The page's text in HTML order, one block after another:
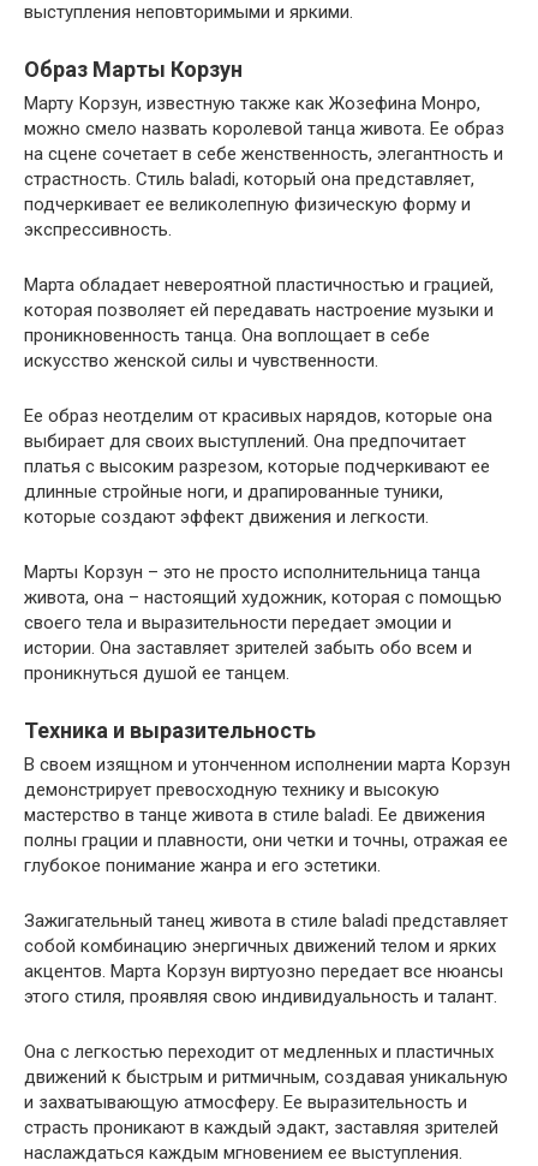
выступления неповторимыми и яркими.
Образ Марты Корзун
Марту Корзун, известную также как Жозефина Монро,
можно смело назвать королевой танца живота. Ее образ
на сцене сочетает в себе женственность, элегантность и
страстность. Стиль baladi, который она представляет,
подчеркивает ее великолепную физическую форму и
экспрессивность.
Марта обладает невероятной пластичностью и грацией,
которая позволяет ей передавать настроение музыки и
проникновенность танца. Она воплощает в себе
искусство женской силы и чувственности.
Ее образ неотделим от красивых нарядов, которые она
выбирает для своих выступлений. Она предпочитает
платья с высоким разрезом, которые подчеркивают ее
длинные стройные ноги, и драпированные туники,
которые создают эффект движения и легкости.
Марты Корзун – это не просто исполнительница танца
живота, она – настоящий художник, которая с помощью
своего тела и выразительности передает эмоции и
истории. Она заставляет зрителей забыть обо всем и
проникнуться душой ее танцем.
Техника и выразительность
В своем изящном и утонченном исполнении марта Корзун
демонстрирует превосходную технику и высокую
мастерство в танце живота в стиле baladi. Ее движения
полны грации и плавности, они четки и точны, отражая ее
глубокое понимание жанра и его эстетики.
Зажигательный танец живота в стиле baladi представляет
собой комбинацию энергичных движений телом и ярких
акцентов. Марта Корзун виртуозно передает все нюансы
этого стиля, проявляя свою индивидуальность и талант.
Она с легкостью переходит от медленных и пластичных
движений к быстрым и ритмичным, создавая уникальную
и захватывающую атмосферу. Ее выразительность и
страсть проникают в каждый эдакт, заставляя зрителей
наслаждаться каждым мгновением ее выступления.